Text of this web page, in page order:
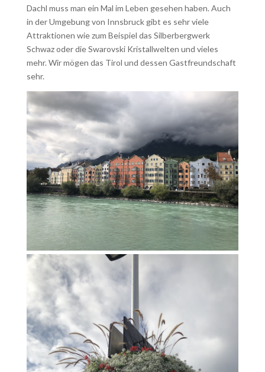
Dachl muss man ein Mal im Leben gesehen haben. Auch
in der Umgebung von Innsbruck gibt es sehr viele
Attraktionen wie zum Beispiel das Silberbergwerk
Schwaz oder die Swarovski Kristallwelten und vieles
mehr. Wir mögen das Tirol und dessen Gastfreundschaft
sehr.